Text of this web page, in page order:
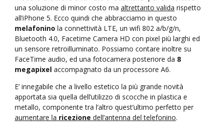
una soluzione di minor costo ma altrettanto valida rispetto
all’iPhone 5. Ecco quindi che abbracciamo in questo
melafonino la connettività LTE, un wifi 802 a/b/g/n,
Bluetooth 4.0, Facetime Camera HD con pixel più larghi ed
un sensore retroilluminato. Possiamo contare inoltre su
FaceTime audio, ed una fotocamera posteriore da 8
megapixel accompagnato da un processore A6.
E’ innegabile che a livello estetico la più grande novità
apportata sia quella dell’utilizzo di scocche in plastica e
metallo, componente tra l’altro quest’ultimo perfetto per
aumentare la ricezione dell’antenna del telefonino.